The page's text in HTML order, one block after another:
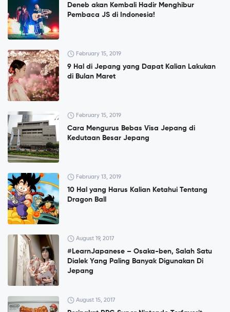
Deneb akan Kembali Hadir Menghibur
Pembaca JS di Indonesia!
February 15, 2019
9 Hal di Jepang yang Dapat Kalian Lakukan
di Bulan Maret
February 15, 2019
Cara Mengurus Bebas Visa Jepang di
Kedutaan Besar Jepang
February 13, 2019
10 Hal yang Harus Kalian Ketahui Tentang
Dragon Ball
August 19, 2017
#LearnJapanese – Osaka-ben, Salah Satu
Dialek Yang Paling Banyak Digunakan Di
Jepang
August 15, 2017